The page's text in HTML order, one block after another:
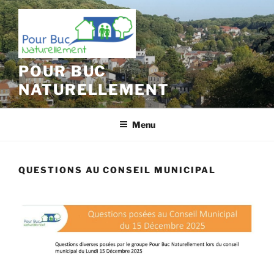
Aller
au
contenu
principal
POUR BUC
NATURELLEMENT
Menu
QUESTIONS AU CONSEIL MUNICIPAL